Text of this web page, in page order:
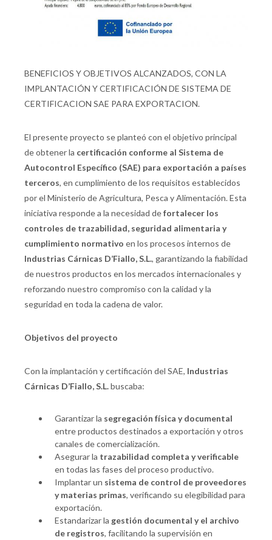
BENEFICIOS Y OBJETIVOS ALCANZADOS, CON LA
IMPLANTACIÓN Y CERTIFICACIÓN DE SISTEMA DE
CERTIFICACION SAE PARA EXPORTACION.
El presente proyecto se planteó con el objetivo principal
de obtener la certificación conforme al Sistema de
Autocontrol Específico (SAE) para exportación a países
terceros, en cumplimiento de los requisitos establecidos
por el Ministerio de Agricultura, Pesca y Alimentación. Esta
iniciativa responde a la necesidad defortalecer los
controles de trazabilidad, seguridad alimentaria y
cumplimiento normativo en los procesos internos de
Industrias Cárnicas D’Fiallo, S.L., garantizando la fiabilidad
de nuestros productos en los mercados internacionales y
reforzando nuestro compromiso con la calidad y la
seguridad en toda la cadena de valor.
Objetivos del proyecto
Con la implantación y certificación del SAE, Industrias
Cárnicas D’Fiallo, S.L.buscaba:
Garantizar la segregación física y documental
entre productos destinados a exportación y otros
canales de comercialización.
Asegurar la trazabilidad completa y verificable
en todas las fases del proceso productivo.
Implantar un sistema de control de proveedores
y materias primas, verificando su elegibilidad para
exportación.
Estandarizar la gestión documental y el archivo
de registros, facilitando la supervisión en